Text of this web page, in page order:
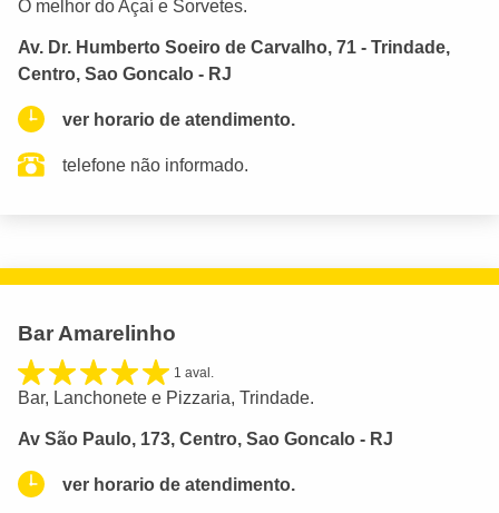
O melhor do Açaí e Sorvetes.
Av. Dr. Humberto Soeiro de Carvalho, 71 - Trindade,
Centro, Sao Goncalo - RJ
ver horario de atendimento.
telefone não informado.
Bar Amarelinho
1 aval.
Bar, Lanchonete e Pizzaria, Trindade.
Av São Paulo, 173, Centro, Sao Goncalo - RJ
ver horario de atendimento.